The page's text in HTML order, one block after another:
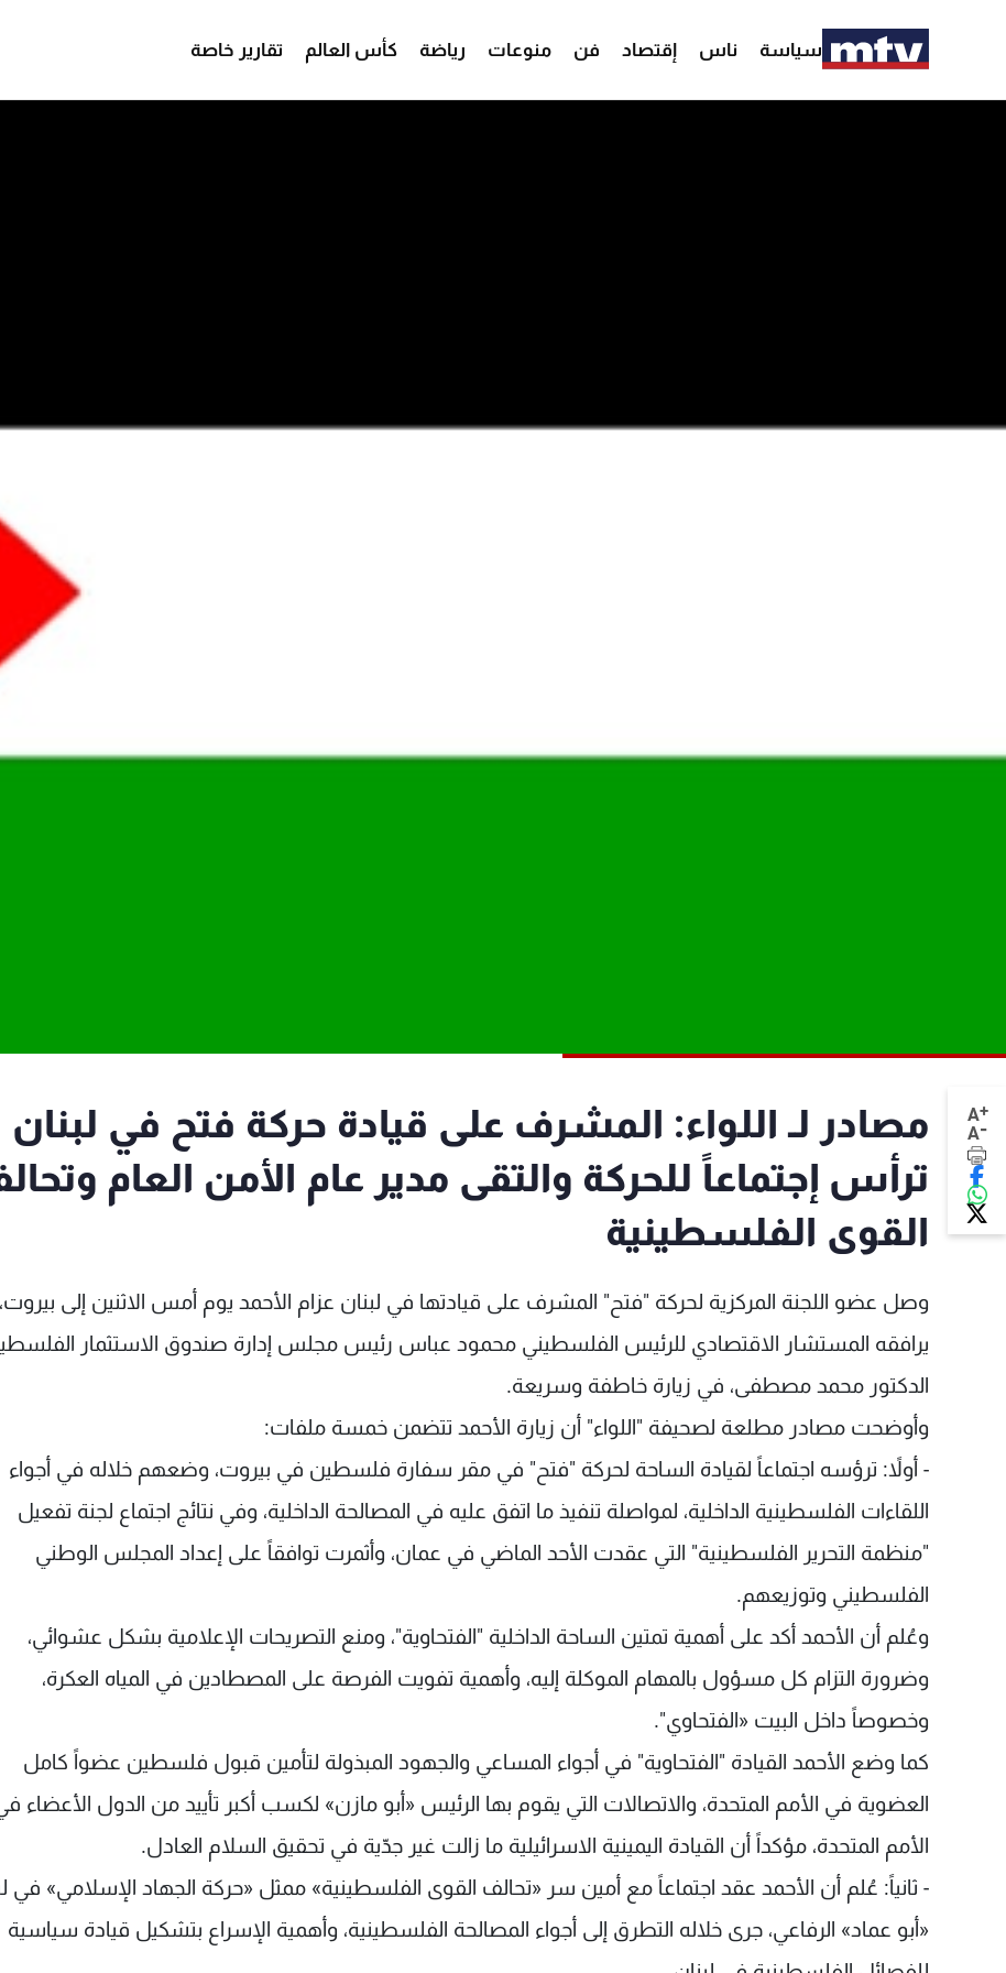
سياسة ناس إقتصاد فن منوعات رياضة كأس العالم تقارير خاصة
A+
A-
مصادر لـ اللواء: المشرف على قيادة حركة فتح في لبنان
ترأس إجتماعاً للحركة والتقى مدير عام الأمن العام
القوى الفلسطينية
وصل عضو اللجنة المركزية لحركة "فتح" المشرف على قيادتها في لبنان عزام الأحمد يوم أمس الاثنين إلى بيروت،
يرافقه المستشار الاقتصادي للرئيس الفلسطيني محمود عباس رئيس مجلس إدارة صندوق الاستثمار
الدكتور محمد مصطفى، في زيارة خاطفة وسريعة.
وأوضحت مصادر مطلعة لصحيفة "اللواء" أن زيارة الأحمد تتضمن خمسة ملفات:
- أولاً: ترؤسه اجتماعاً لقيادة الساحة لحركة "فتح" في مقر سفارة فلسطين في بيروت، وضعهم خلاله في أجواء
اللقاءات الفلسطينية الداخلية، لمواصلة تنفيذ ما اتفق عليه في المصالحة الداخلية، وفي نتائج اجتماع لجنة تفعيل
"منظمة التحرير الفلسطينية" التي عقدت الأحد الماضي في عمان، وأثمرت توافقاً على إعداد المجلس الوطني
الفلسطيني وتوزيعهم.
وعُلم أن الأحمد أكد على أهمية تمتين الساحة الداخلية "الفتحاوية"، ومنع التصريحات الإعلامية بشكل عشوائي،
وضرورة التزام كل مسؤول بالمهام الموكلة إليه، وأهمية تفويت الفرصة على المصطادين في المياه العكرة،
وخصوصاً داخل البيت «الفتحاوي".
كما وضع الأحمد القيادة "الفتحاوية" في أجواء المساعي والجهود المبذولة لتأمين قبول فلسطين عضواً كامل
العضوية في الأمم المتحدة، والاتصالات التي يقوم بها الرئيس «أبو مازن» لكسب أكبر تأييد من الدول الأعضاء
الأمم المتحدة، مؤكداً أن القيادة اليمينية الاسرائيلية ما زالت غير جدّية في تحقيق السلام العادل.
- ثانياً: عُلم أن الأحمد عقد اجتماعاً مع أمين سر «تحالف القوى الفلسطينية» ممثل «حركة الجهاد الإسلامي» في
«أبو عماد» الرفاعي، جرى خلاله التطرق إلى أجواء المصالحة الفلسطينية، وأهمية الإسراع بتشكيل قيادة سياسية